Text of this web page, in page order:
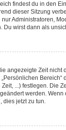
findest du in den
dieser Sitzung
Administratoren,
Du wirst dann als
angezeigte Zeit nicht
Bereich“
...) festlegen. Die
werden. Wenn
dies jetzt zu tun.